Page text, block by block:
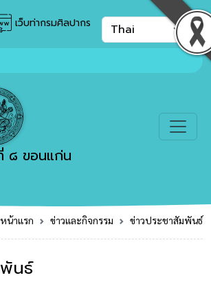
เว็บท่ากรมศิลปากร
๘ ขอนแก่น
หน้าแรก ข่าวและกิจกรรม ข่าวประชาสัมพันธ์
พันธ์